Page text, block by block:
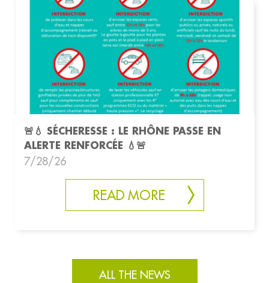
🚨💧 SÉCHERESSE : LE RHÔNE PASSE EN
ALERTE RENFORCÉE 💧🚨
7/28/26
READ MORE
ALL THE NEWS